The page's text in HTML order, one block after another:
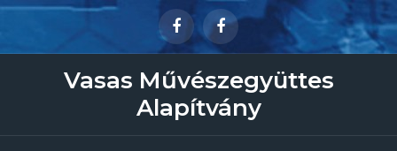
Skip
Vasas Művészegyüttes
Alapítvány